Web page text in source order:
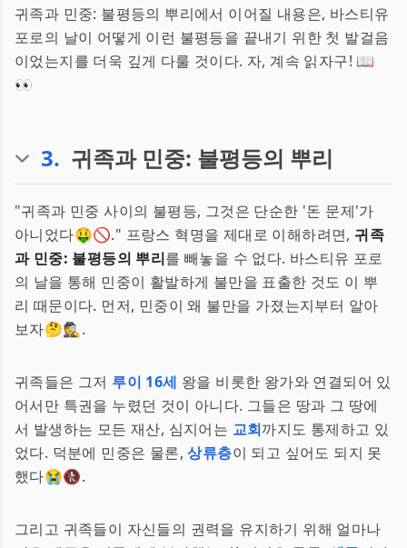
귀족과 민중: 불평등의 뿌리에서 이어질 내용은, 바스티유
포로의 날이 어떻게 이런 불평등을 끝내기 위한 첫 발걸음
이었는지를 더욱 깊게 다룰 것이다. 자, 계속 읽자구! 📖
👀
3. 귀족과 민중: 불평등의 뿌리
"귀족과 민중 사이의 불평등, 그것은 단순한 '돈 문제'가
아니었다🤑🚫." 프랑스 혁명을 제대로 이해하려면, 귀족
과 민중: 불평등의 뿌리를 빼놓을 수 없다. 바스티유 포로
의 날을 통해 민중이 활발하게 불만을 표출한 것도 이 뿌
리 때문이다. 먼저, 민중이 왜 불만을 가졌는지부터 알아
보자🤔🕵️.
귀족들은 그저 루이 16세 왕을 비롯한 왕가와 연결되어 있
어서만 특권을 누렸던 것이 아니다. 그들은 땅과 그 땅에
서 발생하는 모든 재산, 심지어는 교회까지도 통제하고 있
었다. 덕분에 민중은 물론,상류층이 되고 싶어도 되지 못
했다😭🚷.
그리고 귀족들이 자신들의 권력을 유지하기 위해 얼마나